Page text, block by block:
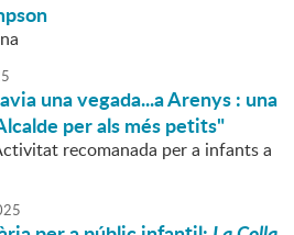
una vegada...a Arenys : una
per als més petits"
recomanada per a infants a